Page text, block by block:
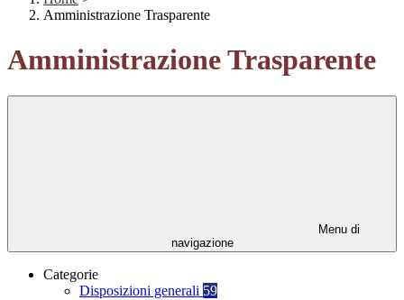
Amministrazione Trasparente
Amministrazione Trasparente
Menu di
navigazione
Categorie
Disposizioni generali 59